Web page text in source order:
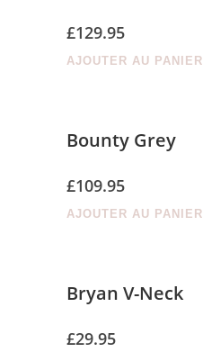
£129.95
AJOUTER AU PANIER
Bounty Grey
£109.95
AJOUTER AU PANIER
Bryan V-Neck
£29.95